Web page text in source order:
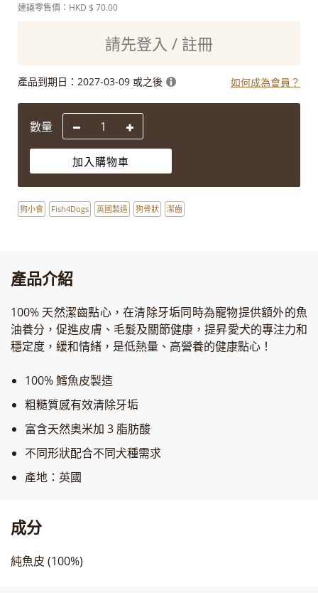
建議零售價：HKD $ 70.00
請先登入 / 註冊
產品到期日： 2027-03-09 或之後 如何成為會員？
數量
加入購物車
狗小食 Fish4Dogs 英國製造 狗骨狀 潔齒
產品介紹
100% 天然潔齒點心，在清除牙垢同時為寵物提供額外的魚
油養分，促進皮膚、毛髮及關節健康，提昇愛犬的專注力和
穩定度，緩和情緒，是低熱量、高營養的健康點心！
100% 鱈魚皮製造
粗糙質感有效清除牙垢
富含天然奧米加 3 脂肪酸
不同形狀配合不同犬種需求
產地：英國
成分
純魚皮 (100%)